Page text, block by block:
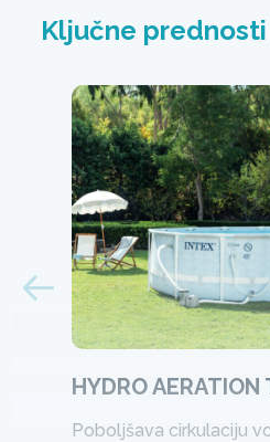
Ključne
HYDRO
Poboljšava cirkulaciju